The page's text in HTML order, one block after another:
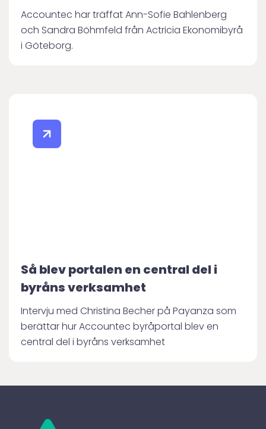
Accountec har träffat Ann-Sofie Bahlenberg
och Sandra Böhmfeld från Actricia Ekonomibyrå
i Göteborg.
Så blev portalen en central del i
byråns verksamhet
Intervju med Christina Becher på Payanza som
berättar hur Accountec byråportal blev en
central del i byråns verksamhet